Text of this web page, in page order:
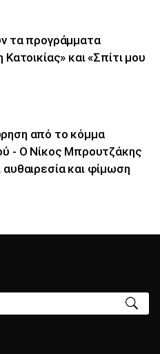
τα προγράμματα
Κατοικίας» και «Σπίτι μου
από το κόμμα
- Ο Νίκος Μπρουτζάκης
αυθαιρεσία και φίμωση